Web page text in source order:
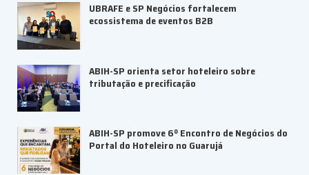
UBRAFE e SP Negócios fortalecem
ecossistema de eventos B2B
ABIH-SP orienta setor hoteleiro sobre
tributação e precificação
ABIH-SP promove 6º Encontro de Negócios do
Portal do Hoteleiro no Guarujá